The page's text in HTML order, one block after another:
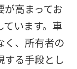
が高まってお
ています。車
く、所有者の
する手段とし